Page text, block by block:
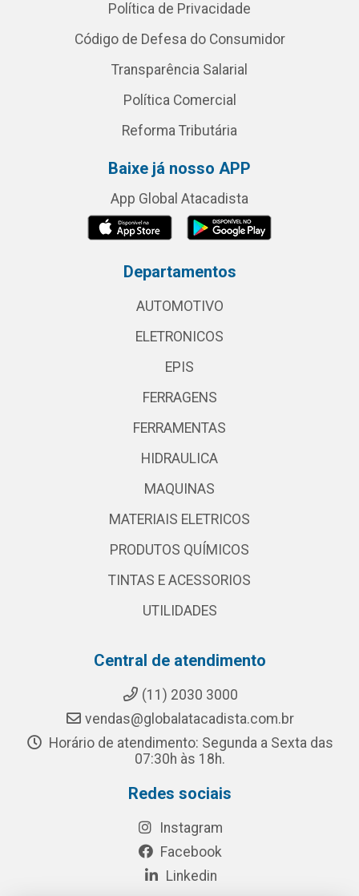
Política de Privacidade
Código de Defesa do Consumidor
Transparência Salarial
Política Comercial
Reforma Tributária
Baixe já nosso APP
App Global Atacadista
Departamentos
AUTOMOTIVO
ELETRONICOS
EPIS
FERRAGENS
FERRAMENTAS
HIDRAULICA
MAQUINAS
MATERIAIS ELETRICOS
PRODUTOS QUÍMICOS
TINTAS E ACESSORIOS
UTILIDADES
Central de atendimento
(11) 2030 3000
vendas@globalatacadista.com.br
Horário de atendimento: Segunda a Sexta das
07:30h às 18h.
Redes sociais
Instagram
Facebook
Linkedin